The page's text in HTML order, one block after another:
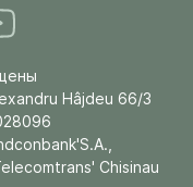
Hâjdeu 66/3
Chisinau